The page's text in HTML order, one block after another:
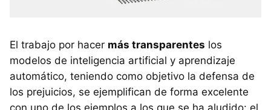
El trabajo por hacer más transparentes los
modelos de inteligencia artificial y aprendizaje
automático, teniendo como objetivo la defensa de
los prejuicios, se ejemplifican de forma excelente
con uno de los ejemplos a los que se ha aludido: el